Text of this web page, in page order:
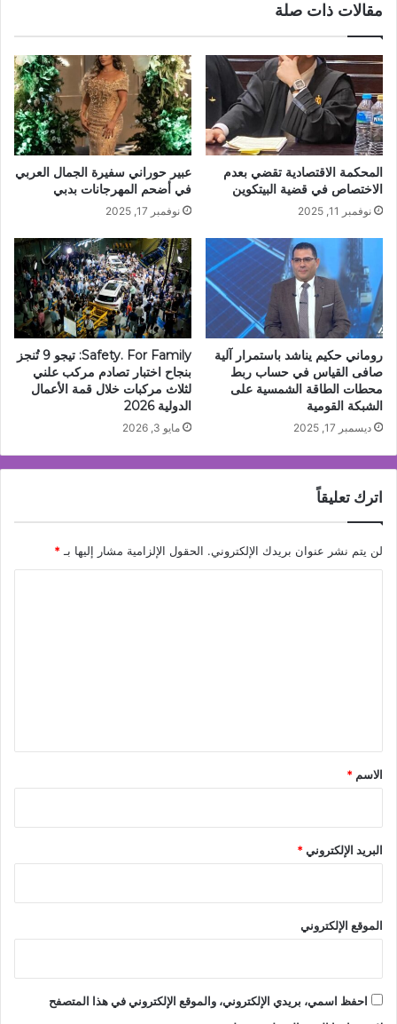
2025
مقالات ذات صلة
المحكمة الاقتصادية تقضي بعدم
الاختصاص في قضية البيتكوين
نوفمبر 11, 2025
عبير حوراني سفيرة الجمال العربي
في أضحم المهرجانات بدبي
نوفمبر 17, 2025
روماني حكيم يناشد باستمرار آلية
صافى القياس في حساب ربط
محطات الطاقة الشمسية على
الشبكة القومية
ديسمبر 17, 2025
Safety. For Family: تيجو 9 تُنجز
بنجاح اختبار تصادم مركب علني
لثلاث مركبات خلال قمة الأعمال
الدولية 2026
مايو 3, 2026
اترك تعليقاً
لن يتم نشر عنوان بريدك الإلكتروني. الحقول الإلزامية مشار إليها بـ *
*
الاسم *
البريد الإلكتروني*
الموقع الإلكتروني
احفظ اسمي، بريدي الإلكتروني، والموقع الإلكتروني في هذا المتصفح